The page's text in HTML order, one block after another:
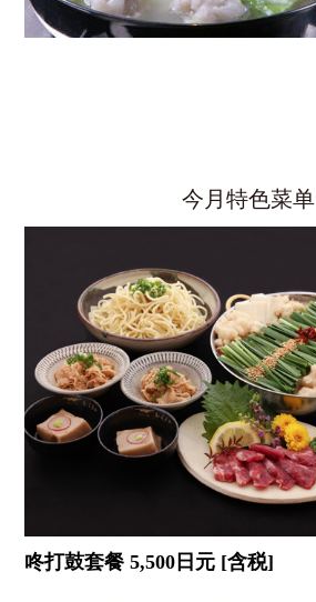
今月特色菜单
咚打鼓套餐 5,500日元 [含税]